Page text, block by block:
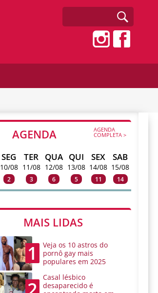
AGENDA AGENDA
COMPLETA >
SEG
10/08
2
TER
11/08
3
QUA
12/08
6
QUI
13/08
5
SEX
14/08
11
SAB
15/08
14
MAIS LIDAS
1
Veja os 10 astros do
pornô gay mais
populares em 2025
Casal lésbico
desaparecido é